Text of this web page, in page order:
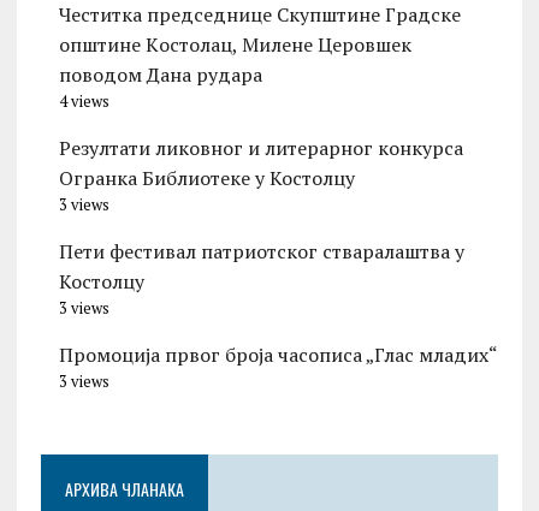
Честитка председнице Скупштине Градске
општине Kостолац, Милене Церовшек
поводом Дана рудара
4 views
Резултати ликовног и литерарног конкурса
Огранка Библиотеке у Костолцу
3 views
Пети фестивал патриотског стваралаштва у
Костолцу
3 views
Промоција првог броја часописа „Глас младих“
3 views
АРХИВА ЧЛАНАКА